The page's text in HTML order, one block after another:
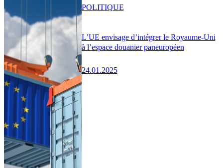
L’UE envisage d’intégrer le Royaume-Uni
à l’espace douanier paneuropéen
24.01.2025
POLITIQUE